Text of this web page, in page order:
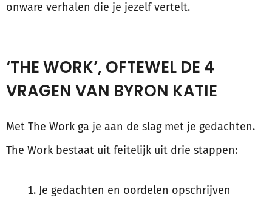
onware verhalen die je jezelf vertelt.
‘THE WORK’, OFTEWEL DE 4
VRAGEN VAN BYRON KATIE
Met The Work ga je aan de slag met je gedachten.
The Work bestaat uit feitelijk uit drie stappen:
Je gedachten en oordelen opschrijven